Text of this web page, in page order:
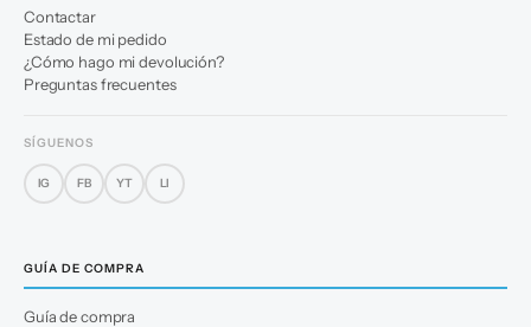
Contactar
Estado de mi pedido
¿Cómo hago mi devolución?
Preguntas frecuentes
SÍGUENOS
IG FB YT LI
GUÍA DE COMPRA
Guía de compra